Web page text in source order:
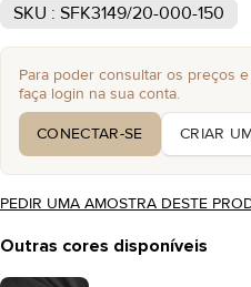
SKU : SFK3149/20-000-150
Para poder consultar os preços
faça login na sua conta.
CONECTAR-SE CRIAR
PEDIR UMA AMOSTRA DESTE
Outras cores disponíveis